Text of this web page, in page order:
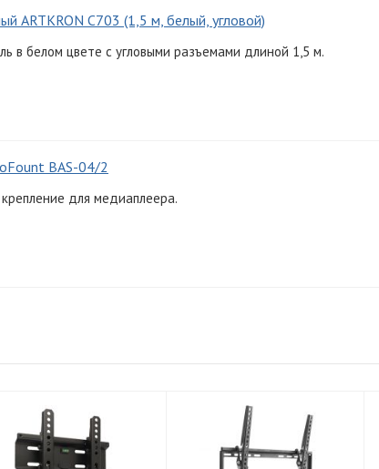
ARTKRON C703 (1,5 м, белый, угловой)
в белом цвете с угловыми разъемами длиной 1,5 м.
BAS-04/2
для медиаплеера.